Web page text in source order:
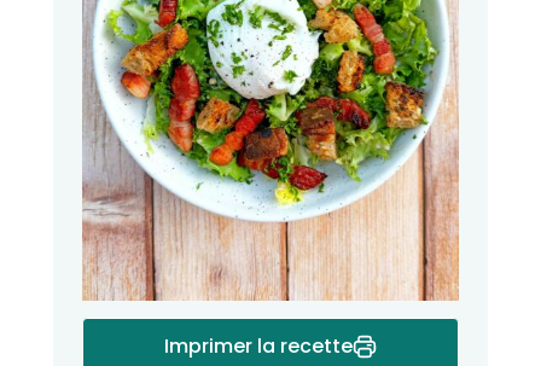
Imprimer la recette